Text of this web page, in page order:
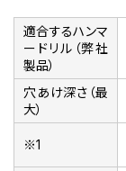
適合するハンマ
ードリル（弊社
製品）
穴あけ深さ（最
大）
※1